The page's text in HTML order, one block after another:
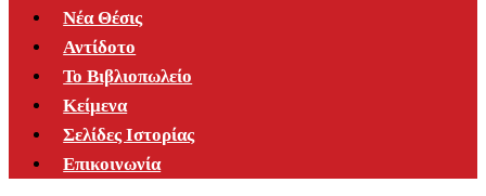
Νέα Θέσις
Αντίδοτο
Το Βιβλιοπωλείο
Κείμενα
Σελίδες Ιστορίας
Επικοινωνία